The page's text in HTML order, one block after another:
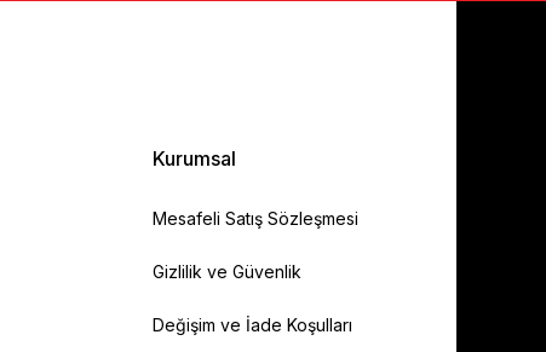
Kurumsal
Mesafeli Satış Sözleşmesi
Gizlilik ve Güvenlik
Değişim ve İade Koşulları